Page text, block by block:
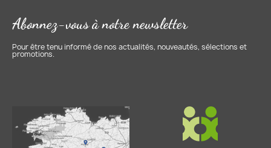
Abonnez-vous à notre newsletter
Pour être tenu informé de nos actualités, nouveautés, sélections et
promotions.